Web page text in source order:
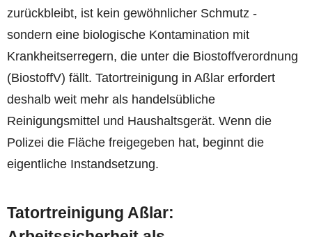
zurückbleibt, ist kein gewöhnlicher Schmutz -
sondern eine biologische Kontamination mit
Krankheitserregern, die unter die Biostoffverordnung
(BiostoffV) fällt. Tatortreinigung in Aßlar erfordert
deshalb weit mehr als handelsübliche
Reinigungsmittel und Haushaltsgerät. Wenn die
Polizei die Fläche freigegeben hat, beginnt die
eigentliche Instandsetzung.
Tatortreinigung Aßlar: